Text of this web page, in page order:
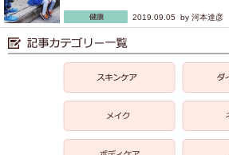
2019.09.05 by 河本達彦